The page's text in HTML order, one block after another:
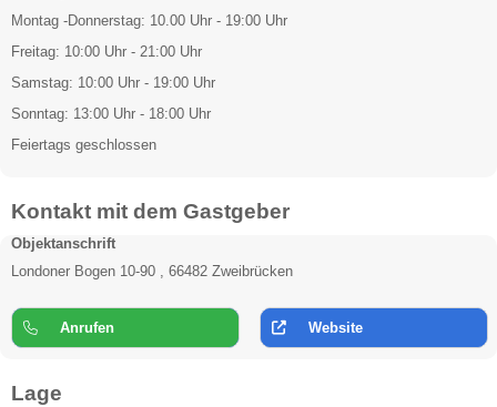
Montag -Donnerstag: 10.00 Uhr - 19:00 Uhr
Freitag: 10:00 Uhr - 21:00 Uhr
Samstag: 10:00 Uhr - 19:00 Uhr
Sonntag: 13:00 Uhr - 18:00 Uhr
Feiertags geschlossen
Kontakt mit dem Gastgeber
Objektanschrift
Londoner Bogen 10-90 , 66482 Zweibrücken
Anrufen Website
Lage